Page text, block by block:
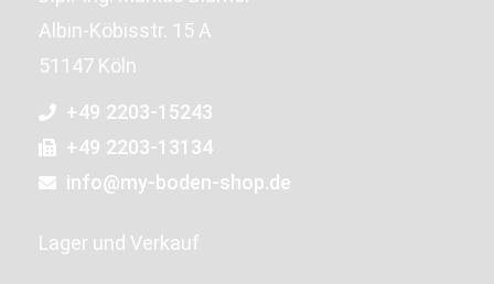
Albin-Köbisstr. 15 A
51147 Köln
+49 2203-15243
+49 2203-13134
info@my-boden-shop.de
Lager und Verkauf